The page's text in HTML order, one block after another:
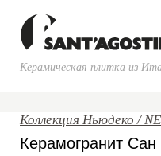
Керамическая плитка из
Коллекция Ньюдеко /
Керамогранит Сан